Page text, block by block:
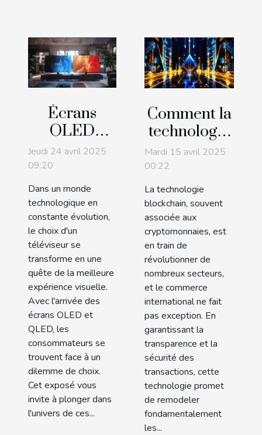
Écrans
OLED
versus
QLED
quelles
technologies
pour les
téléviseurs
de demain
Jeudi 24 avril 2025
09:20
Dans un monde
technologique en
constante évolution,
le choix d'un
téléviseur se
transforme en une
quête de la meilleure
expérience visuelle.
Avec l'arrivée des
écrans OLED et
QLED, les
consommateurs se
trouvent face à un
dilemme de choix.
Cet exposé vous
invite à plonger dans
l'univers de ces...
Comment la
technologie
blockchain
transforme
le
commerce
international
Mardi 15 avril 2025
00:22
La technologie
blockchain, souvent
associée aux
cryptomonnaies, est
en train de
révolutionner de
nombreux secteurs,
et le commerce
international ne fait
pas exception. En
garantissant la
transparence et la
sécurité des
transactions, cette
technologie promet
de remodeler
fondamentalement
les...